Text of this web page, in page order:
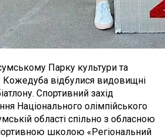
Парку культури та
Кожедуба відбулися видовищні
Спортивний захід
Національного олімпійського
області спільно з обласною
школою «Регіональний